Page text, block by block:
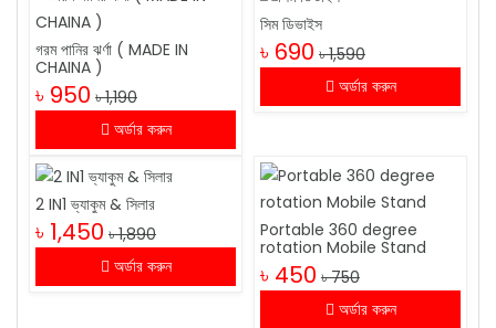
গরম পানির ঝর্ণা ( MADE IN
CHAINA )
৳ 950 ৳ 1,190
অর্ডার করুন
সিম ডিভাইস
৳ 690 ৳ 1,590
অর্ডার করুন
2 IN1 ভ্যাকুম & সিলার
৳ 1,450 ৳ 1,890
অর্ডার করুন
Portable 360 degree
rotation Mobile Stand
৳ 450 ৳ 750
অর্ডার করুন